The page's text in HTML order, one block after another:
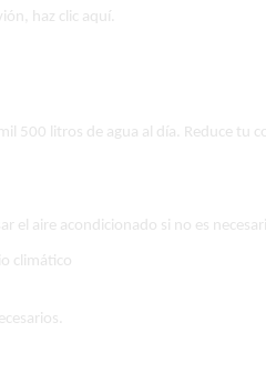
haz clic aquí.
500 litros de agua al día. Reduce tu
el aire acondicionado si no es
climático